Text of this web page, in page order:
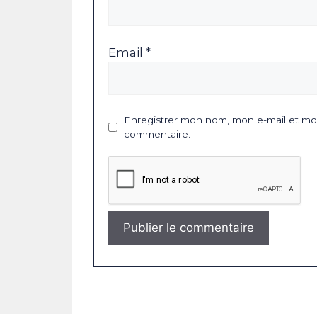
Email *
Enregistrer mon nom, mon e-mail et
commentaire.